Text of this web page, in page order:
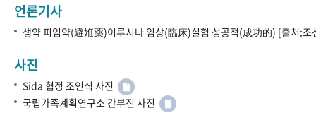
언론기사
생약 피임약(避姙薬)이루시나 임상(臨床)실험 성공적(成功的) [출처:
사진
Sida 협정 조인식 사진
국립가족계획연구소 간부진 사진